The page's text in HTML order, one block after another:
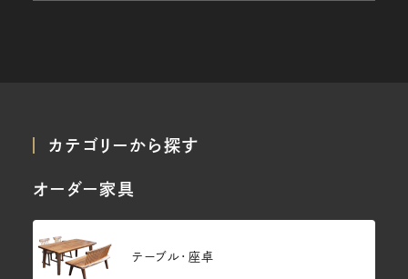
カテゴリーから探す
オーダー家具
テーブル・座卓